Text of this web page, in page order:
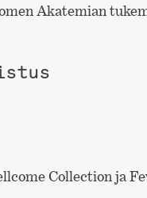
Akatemian
Collection ja